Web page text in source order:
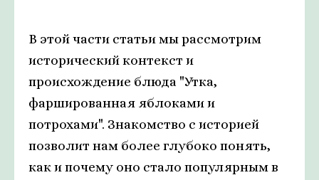
В этой части статьи мы рассмотрим
исторический контекст и
происхождение блюда "Утка,
фаршированная яблоками и
потрохами". Знакомство с историей
позволит нам более глубоко понять,
как и почему оно стало популярным в